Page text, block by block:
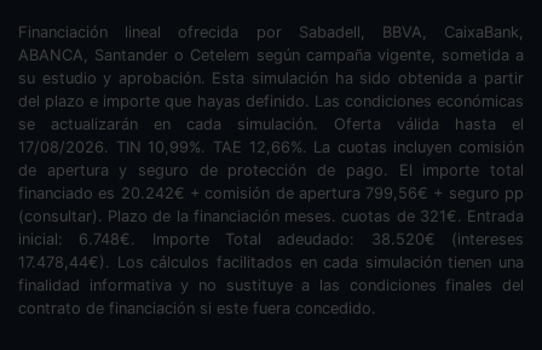
Financiación lineal ofrecida por Sabadell, BBVA, CaixaBank,
ABANCA, Santander o Cetelem según campaña vigente, sometida a
su estudio y aprobación. Esta simulación ha sido obtenida a partir
del plazo e importe que hayas definido. Las condiciones económicas
se actualizarán en cada simulación. Oferta válida hasta el
17/08/2026. TIN 10,99%. TAE 12,66%. La cuotas incluyen comisión
de apertura y seguro de protección de pago. El importe total
financiado es 20.242€ + comisión de apertura 799,56€ + seguro pp
(consultar). Plazo de la financiación meses. cuotas de 321€. Entrada
inicial: 6.748€. Importe Total adeudado: 38.520€ (intereses
17.478,44€). Los cálculos facilitados en cada simulación tienen una
finalidad informativa y no sustituye a las condiciones finales del
contrato de financiación si este fuera concedido.